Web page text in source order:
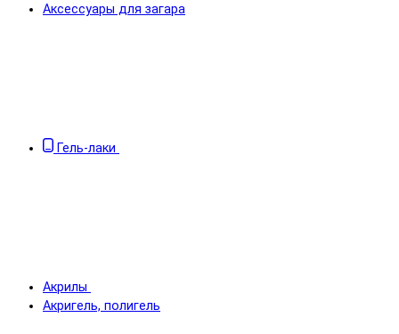
Аксессуары для загара
Гель-лаки
Акрилы
Акригель, полигель